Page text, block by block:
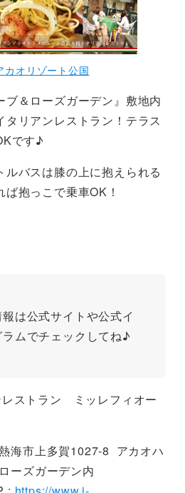
カオリゾート公国
ブ＆ローズガーデン』敷地内
タリアンレストラン！テラス
です♪
ルバスは膝の上に抱えられる
ば抱っこで乗車OK！
は公式サイトや公式イ
ラムでチェックしてね♪
レストラン ミッレフィオー
海市上多賀1027-8 アカオハ
ーズガーデン内